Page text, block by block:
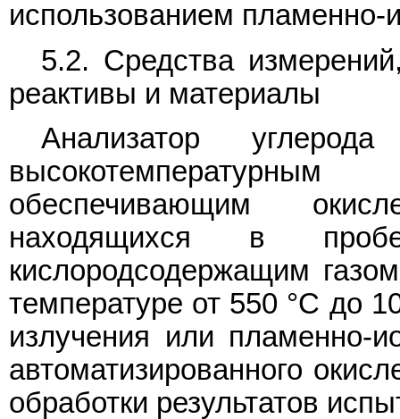
использованием пламенно-
5.2. Средства
реактивы и материалы
Анализатор
обеспечивающим
находящихся в
кислородсодержащим
температуре от 550 °C до
излучения или пламенно-
автоматизированного
обработки результатов